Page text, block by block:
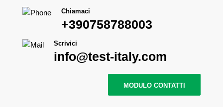
Chiamaci
+390758788003
Scrivici
info@test-italy.com
MODULO CONTATTI